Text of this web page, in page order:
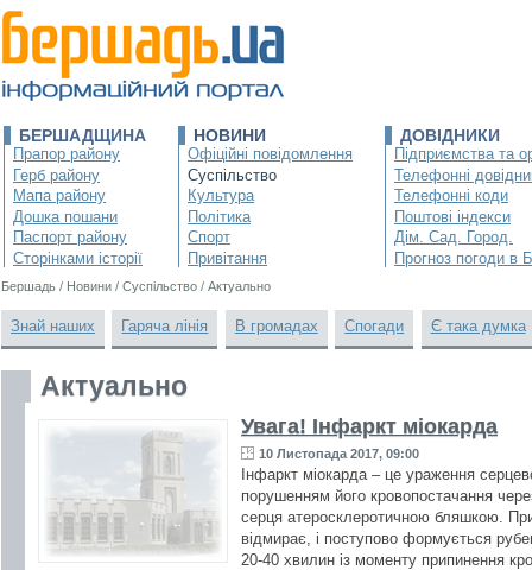
БЕРШАДЩИНА
Прапор району
Герб району
Мапа району
Дошка пошани
Паспорт району
Сторінками історії
НОВИНИ
Офіційні повідомлення
Суспільство
Культура
Політика
Спорт
Привітання
ДОВІДНИКИ
Підприємства та
Телефонні
Телефонні коди
Поштові індекси
Дім. Сад. Город.
Прогноз погоди в
Бершадь / Новини / Суспільство / Актуально
Знай наших Гаряча лінія В громадах Спогади Є така думка
Актуально
Увага! Інфаркт міокарда
10 Листопада 2017, 09:00
Інфаркт міокарда – це ураження
порушенням його кровопостачання
серця атеросклеротичною бляшкою.
відмирає, і поступово формується
20-40 хвилин із моменту припинення